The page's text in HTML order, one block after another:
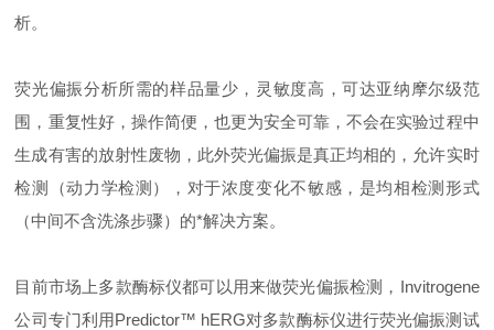
析。
荧光偏振分析所需的样品量少，灵敏度高，可达亚纳摩尔级范
围，重复性好，操作简便，也更为安全可靠，不会在实验过程中
生成有害的放射性废物，此外荧光偏振是真正均相的，允许实时
检测（动力学检测），对于浓度变化不敏感，是均相检测形式
（中间不含洗涤步骤）的*解决方案。
目前市场上多款酶标仪都可以用来做荧光偏振检测，Invitrogene
公司专门利用Predictor™ hERG对多款酶标仪进行荧光偏振测试